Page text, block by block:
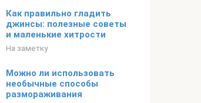
Как правильно гладить
джинсы: полезные советы
и маленькие хитрости
На заметку
Можно ли использовать
необычные способы
размораживания